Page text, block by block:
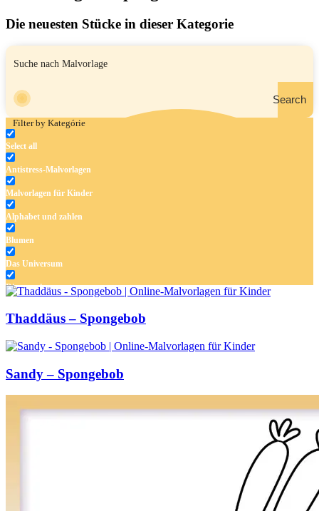
Die neuesten Stücke in dieser Kategorie
Search
Filter by Kategórie
Select all
Antistress-Malvorlagen
Malvorlagen für Kinder
Alphabet und zahlen
Blumen
Das Universum
Dinosaurier
Haus und Wohnen
Thaddäus – Spongebob
Sandy – Spongebob